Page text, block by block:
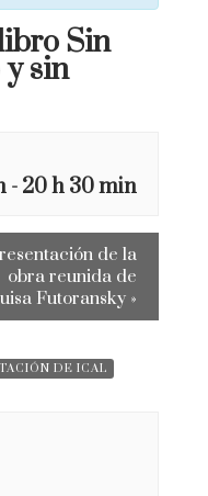
Sin
sin
- 20 h 30 min
de la
obra reunida de
Futoransky »
DE ICAL